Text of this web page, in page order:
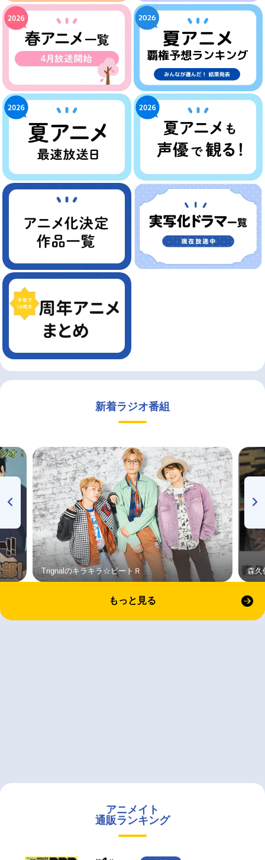
新着ラジオ番組
Trignalのキラキラ☆ビートＲ 森久
もっと見る
アニメイト
通販ランキング